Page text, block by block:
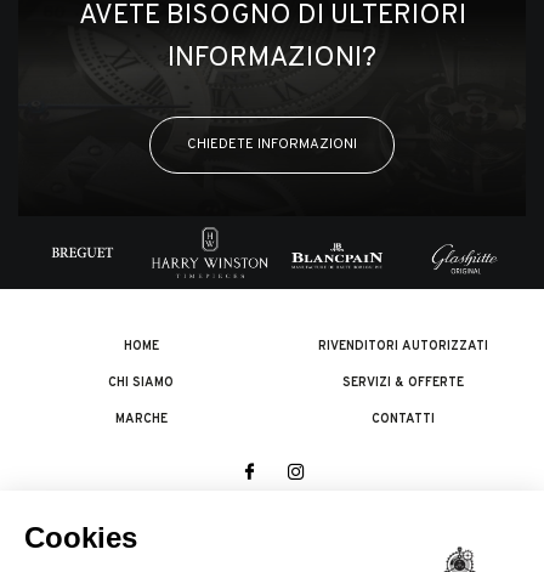
AVETE BISOGNO DI ULTERIORI
INFORMAZIONI?
CHIEDETE INFORMAZIONI
HOME
CHI SIAMO
MARCHE
RIVENDITORI AUTORIZZATI
SERVIZI & OFFERTE
CONTATTI